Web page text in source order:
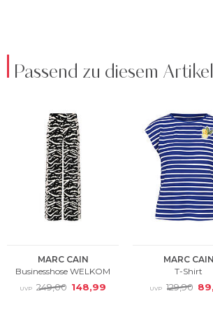
Passend zu diesem Artikel